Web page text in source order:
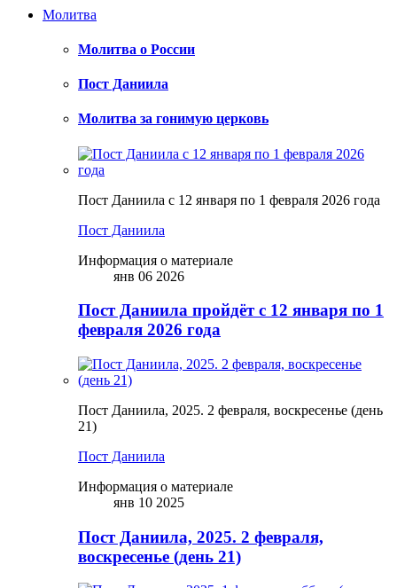
Молитва
Молитва о России
Пост Даниила
Молитва за гонимую церковь
Пост Даниила с 12 января по 1 февраля 2026 года
Пост Даниила
Информация о материале
янв 06 2026
Пост Даниила пройдёт с 12 января по 1
февраля 2026 года
Пост Даниила, 2025. 2 февраля, воскресенье (день
21)
Пост Даниила
Информация о материале
янв 10 2025
Пост Даниила, 2025. 2 февраля,
воскресенье (день 21)